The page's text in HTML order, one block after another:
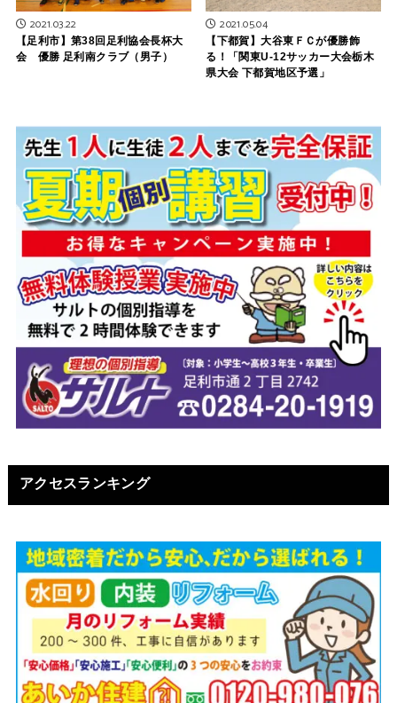
2021.03.22
【足利市】第38回足利協会長杯大
会 優勝 足利南クラブ（男子）
2021.05.04
【下都賀】大谷東ＦＣが優勝飾
る！「関東U-12サッカー大会栃木
県大会 下都賀地区予選」
アクセスランキング